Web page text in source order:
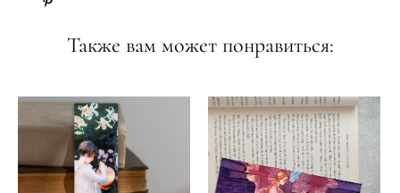
Также вам может понравиться: